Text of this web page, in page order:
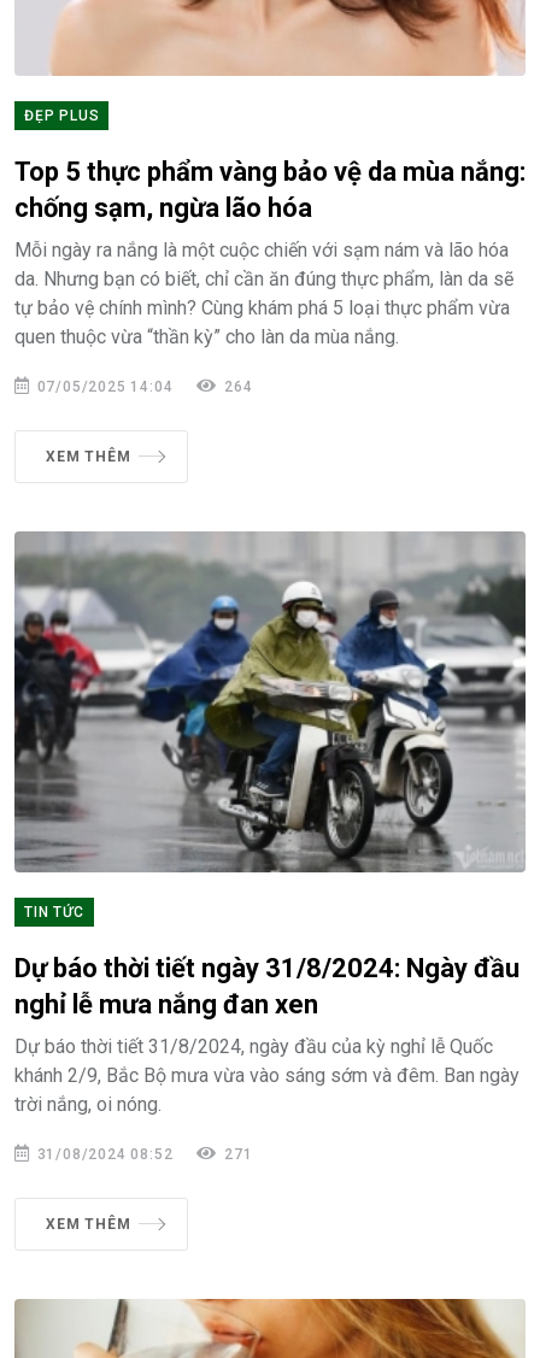
ĐẸP PLUS
Top 5 thực phẩm vàng bảo vệ da mùa nắng:
chống sạm, ngừa lão hóa
Mỗi ngày ra nắng là một cuộc chiến với sạm nám và lão hóa
da. Nhưng bạn có biết, chỉ cần ăn đúng thực phẩm, làn da sẽ
tự bảo vệ chính mình? Cùng khám phá 5 loại thực phẩm vừa
quen thuộc vừa “thần kỳ” cho làn da mùa nắng.
07/05/2025 14:04 264
XEM THÊM
TIN TỨC
Dự báo thời tiết ngày 31/8/2024: Ngày đầu
nghỉ lễ mưa nắng đan xen
Dự báo thời tiết 31/8/2024, ngày đầu của kỳ nghỉ lễ Quốc
khánh 2/9, Bắc Bộ mưa vừa vào sáng sớm và đêm. Ban ngày
trời nắng, oi nóng.
31/08/2024 08:52 271
XEM THÊM